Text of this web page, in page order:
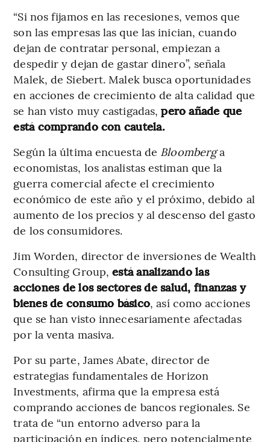
“Si nos fijamos en las recesiones, vemos que
son las empresas las que las inician, cuando
dejan de contratar personal, empiezan a
despedir y dejan de gastar dinero”, señala
Malek, de Siebert. Malek busca oportunidades
en acciones de crecimiento de alta calidad que
se han visto muy castigadas,pero añade que
está comprando con cautela.
Según la última encuesta de Bloomberga
economistas, los analistas estiman que la
guerra comercial afecte el crecimiento
económico de este año y el próximo, debido al
aumento de los precios y al descenso del gasto
de los consumidores.
Jim Worden, director de inversiones de Wealth
Consulting Group,está analizando las
acciones de los sectores de salud, finanzas y
bienes de consumo básico, así como acciones
que se han visto innecesariamente afectadas
por la venta masiva.
Por su parte, James Abate, director de
estrategias fundamentales de Horizon
Investments, afirma que la empresa está
comprando acciones de bancos regionales. Se
trata de “un entorno adverso para la
participación en índices, pero potencialmente